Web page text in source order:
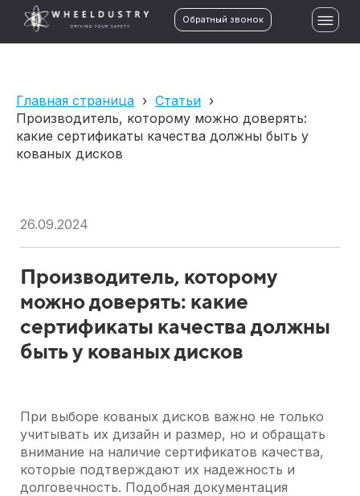
Обратный звонок
Главная страница › Статьи ›
Производитель, которому можно доверять:
какие сертификаты качества должны быть у
кованых дисков
26.09.2024
Производитель, которому
можно доверять: какие
сертификаты качества должны
быть у кованых дисков
При выборе кованых дисков важно не только
учитывать их дизайн и размер, но и обращать
внимание на наличие сертификатов качества,
которые подтверждают их надежность и
долговечность. Подобная документация